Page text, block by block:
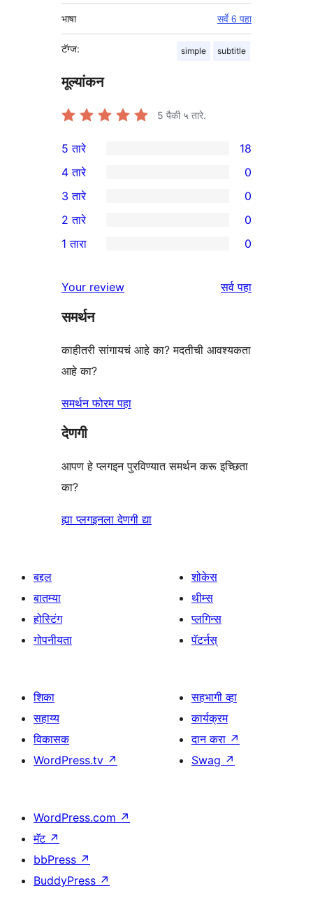
भाषा सर्वे 6 पहा
टॅग्ज: simple subtitle
मूल्यांकन
5 पैकी ५ तारे.
18
5-
तारांकित
परीक्षणे
5 तारे 18
4-
तारांकित
परीक्षणे
4 तारे 0
0
3-
तारांकित
3 तारे 0
2-
परीक्षणे
2 तारे 0
तारांकित
परीक्षणे
1 तारा 0
Your review सर्वपुनरावलोकने
पहा
समर्थन
काहीतरी सांगायचं आहे का? मदतीची आवश्यकता
आहे का?
समर्थन फोरम पहा
देणगी
आपण हे प्लगइन पुरविण्यात समर्थन करू इच्छिता
का?
ह्या प्लगइनला देणगी द्या
बद्दल
बातम्या
होस्टिंग
गोपनीयता
शोकेस
थीम्स
प्लगिन्स
पॅटर्नस्
शिका
सहाय्य
विकासक
WordPress.tv ↗
सहभागी व्हा
कार्यक्रम
दान करा ↗
Swag ↗
WordPress.com ↗
मॅट ↗
bbPress ↗
BuddyPress ↗